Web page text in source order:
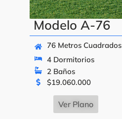
Modelo A-76
76 Metros Cuadrados
4 Dormitorios
2 Baños
$19.060.000
Ver Plano